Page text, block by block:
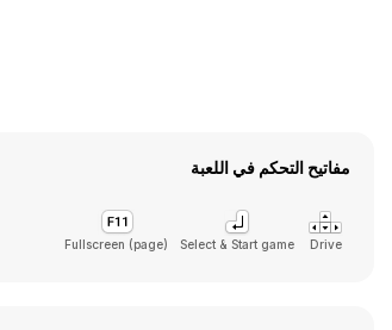
مفاتيح التحكم في اللعبة
Drive
Select & Start game
Fullscreen (page)